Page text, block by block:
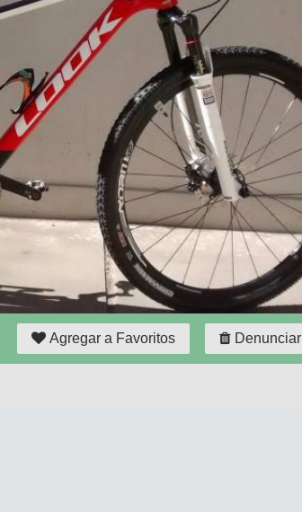
Agregar a Favoritos Denunciar